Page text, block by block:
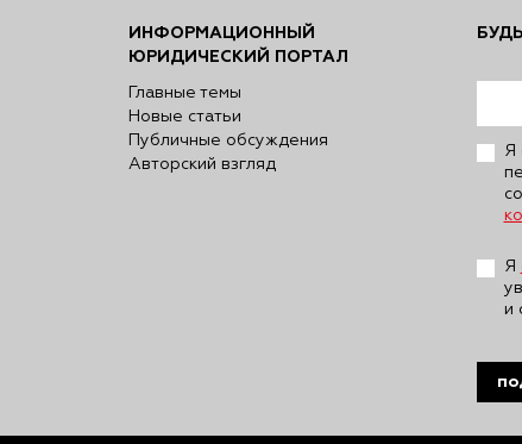
ИНФОРМАЦИОННЫЙ
ЮРИДИЧЕСКИЙ ПОРТАЛ
Главные темы
Новые статьи
Публичные обсуждения
Авторский взгляд
Я
Я
и